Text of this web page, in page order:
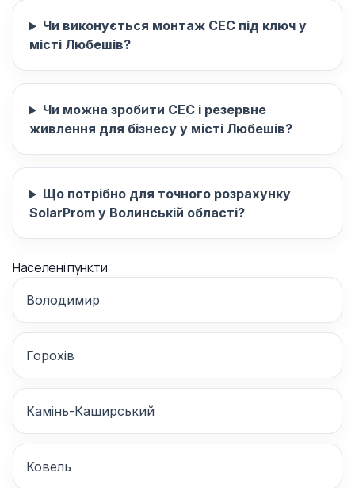
Чи виконується монтаж СЕС під ключ у
місті Любешів?
Чи можна зробити СЕС і резервне
живлення для бізнесу у місті Любешів?
Що потрібно для точного розрахунку
SolarProm у Волинській області?
Населені пункти
Володимир
Горохів
Камінь-Каширський
Ковель